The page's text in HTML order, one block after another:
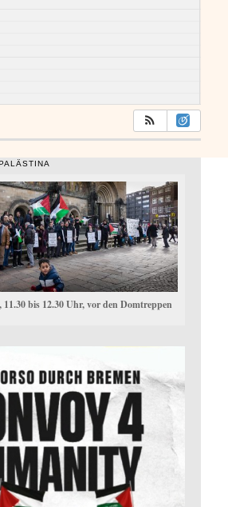
11.30 bis 12.30 Uhr, vor den Domtreppen